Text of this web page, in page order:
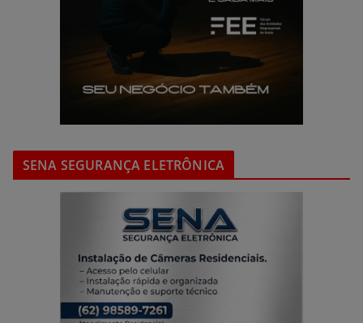
SENA SEGURANÇA ELETRÔNICA